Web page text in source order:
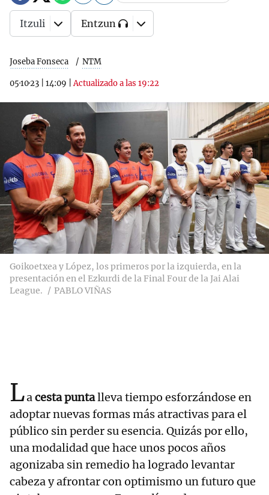
Joseba Fonseca NTM
05·10·23 14:09 |Actualizado a las 19:22
Itzuli Entzun
Goikoetxea y López, los primeros por la izquierda, en la
presentación en el Ezkurdi de la Final Four de la Jai Alai
League.
PABLO VIÑAS
Lacesta puntalleva tiempo esforzándose en
adoptar nuevas formas más atractivas para el
público sin perder su esencia. Quizás por ello,
una modalidad que hace unos pocos años
agonizaba sin remedio ha logrado levantar
cabeza y afrontar con optimismo un futuro que